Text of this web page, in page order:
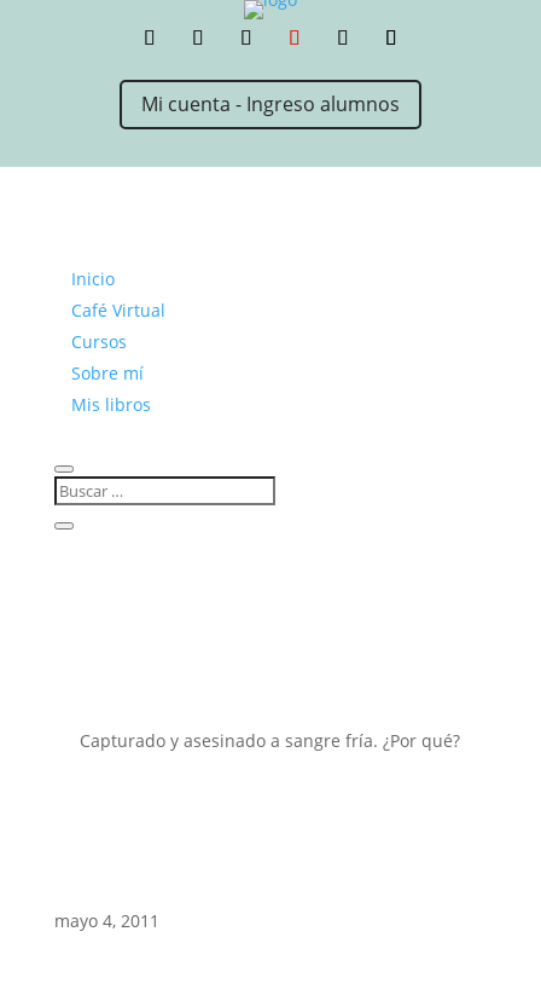
Mi cuenta - Ingreso alumnos
Inicio
Café Virtual
Cursos
Sobre mí
Mis libros
Capturado y asesinado a sangre fría. ¿Por qué?
mayo 4, 2011